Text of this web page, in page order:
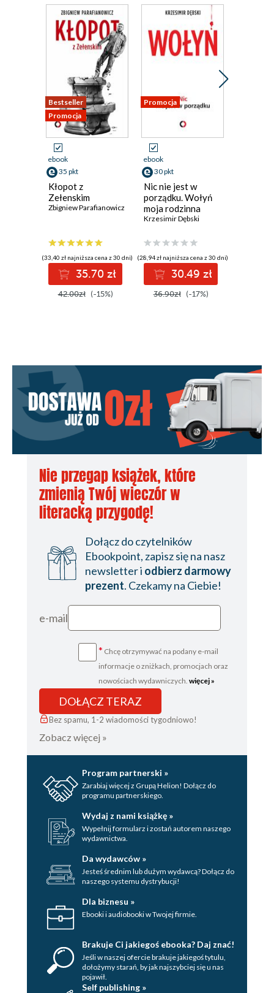
Bestseller
Promocja
ebook
35 pkt
Kłopot z
Zełenskim
Zbigniew Parafianowicz
(33,40 zł najniższa cena z 30 dni)
35.70 zł
42.00zł (-15%)
Promocja
ebook
30 pkt
Nic nie jest w
porządku. Wołyń
moja rodzinna
historia
Krzesimir Dębski
(28,94 zł najniższa cena z 30 dni)
30.49 zł
36.90zł (-17%)
Nie przegap książek, które
zmienią Twój wieczór w
literacką przygodę!
Dołącz do czytelników
Ebookpoint, zapisz się na nasz
newsletter i odbierz darmowy
prezent. Czekamy na Ciebie!
e-mail
* Chcę otrzymywać na podany e-mail
informacje o zniżkach, promocjach oraz
nowościach wydawniczych. więcej »
DOŁĄCZ TERAZ
Bez spamu, 1-2 wiadomości tygodniowo!
Zobacz więcej »
Program partnerski »
Zarabiaj więcej z Grupą Helion! Dołącz do
programu partnerskiego.
Wydaj z nami książkę »
Wypełnij formularz i zostań autorem naszego
wydawnictwa.
Da wydawców »
Jesteś średnim lub dużym wydawcą? Dołącz do
naszego systemu dystrybucji!
Dla biznesu »
Ebooki i audiobooki w Twojej firmie.
Brakuje Ci jakiegoś ebooka? Daj znać!
Jeśli w naszej ofercie brakuje jakiegoś tytulu,
dołożymy starań, by jak najszybciej się u nas
pojawił.
Self publishing »